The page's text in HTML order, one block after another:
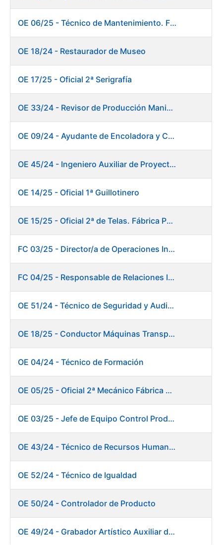
Mostrar/Ocultar
Mostrar/Ocultar
Mostrar/Ocultar
OE 06/25 - Técnico de Mantenimiento. Fábrica Papel
OE 18/24 - Restaurador de Museo
OE 17/25 - Oficial 2ª Serigrafía
OE 33/24 - Revisor de Producción Manipulado Timbre
OE 09/24 - Ayudante de Encoladora y Calandra Máquina de Papel
OE 45/24 - Ingeniero Auxiliar de Proyectos. Investigación y Desarrollo
OE 14/25 - Oficial 1ª Guillotinero
OE 15/25 - Oficial 2ª de Telas. Fábrica Papel
FC 03/25 - Director/a de Operaciones Industriales
FC 04/25 - Responsable de Relaciones Institucionales y Coordinación de Presidencia
OE 51/24 - Técnico de Seguridad y Auditoría Informática
OE 18/25 - Conductor Máquinas Transportadoras Elevadoras. Fábrica Papel
OE 04/24 - Técnico de Formación
OE 05/25 - Oficial 2ª Mecánico Fábrica Papel
OE 03/25 - Jefe de Equipo Control Productivo. Fábrica Papel
OE 43/24 - Técnico de Recursos Humanos
OE 52/24 - Técnico de Igualdad
OE 50/24 - Controlador de Producto
OE 49/24 - Grabador Artístico Auxiliar de Originales